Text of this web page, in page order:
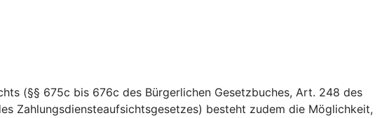
(§§ 675c bis 676c des Bürgerlichen Gesetzbuches, Art. 248 des
Zahlungsdiensteaufsichtsgesetzes) besteht zudem die Möglichkeit,